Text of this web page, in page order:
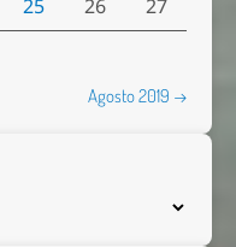
25 26
27
Agosto 2019 →